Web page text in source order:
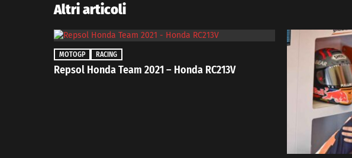
Altri articoli
MOTOGP RACING
Repsol Honda Team 2021 – Honda RC213V